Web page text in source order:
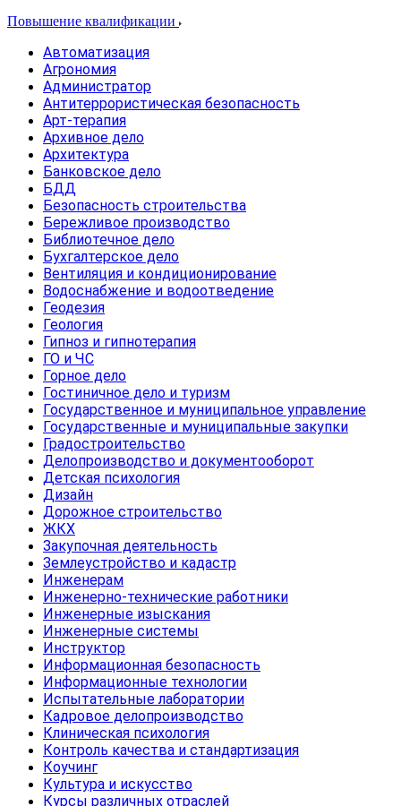
Повышение квалификации
Автоматизация
Агрономия
Администратор
Антитеррористическая безопасность
Арт-терапия
Архивное дело
Архитектура
Банковское дело
БДД
Безопасность строительства
Бережливое производство
Библиотечное дело
Бухгалтерское дело
Вентиляция и кондиционирование
Водоснабжение и водоотведение
Геодезия
Геология
Гипноз и гипнотерапия
ГО и ЧС
Горное дело
Гостиничное дело и туризм
Государственное и муниципальное управление
Государственные и муниципальные закупки
Градостроительство
Делопроизводство и документооборот
Детская психология
Дизайн
Дорожное строительство
ЖКХ
Закупочная деятельность
Землеустройство и кадастр
Инженерам
Инженерно-технические работники
Инженерные изыскания
Инженерные системы
Инструктор
Информационная безопасность
Информационные технологии
Испытательные лаборатории
Кадровое делопроизводство
Клиническая психология
Контроль качества и стандартизация
Коучинг
Культура и искусство
Курсы различных отраслей